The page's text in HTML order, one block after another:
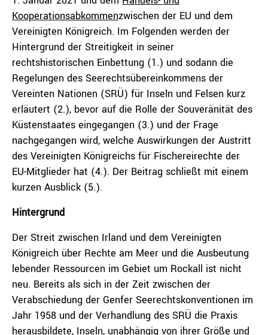
Kooperationsabkommenzwischen der EU und dem
Vereinigten Königreich. Im Folgenden werden der
Hintergrund der Streitigkeit in seiner
rechtshistorischen Einbettung (1.) und sodann die
Regelungen des Seerechtsübereinkommens der
Vereinten Nationen (SRÜ) für Inseln und Felsen kurz
erläutert (2.), bevor auf die Rolle der Souveränität des
Küstenstaates eingegangen (3.) und der Frage
nachgegangen wird, welche Auswirkungen der Austritt
des Vereinigten Königreichs für Fischereirechte der
EU-Mitglieder hat (4.). Der Beitrag schließt mit einem
kurzen Ausblick (5.).
Hintergrund
Der Streit zwischen Irland und dem Vereinigten
Königreich über Rechte am Meer und die Ausbeutung
lebender Ressourcen im Gebiet um Rockall ist nicht
neu. Bereits als sich in der Zeit zwischen der
Verabschiedung der Genfer Seerechtskonventionen im
Jahr 1958 und der Verhandlung des SRÜ die Praxis
herausbildete, Inseln, unabhängig von ihrer Größe und